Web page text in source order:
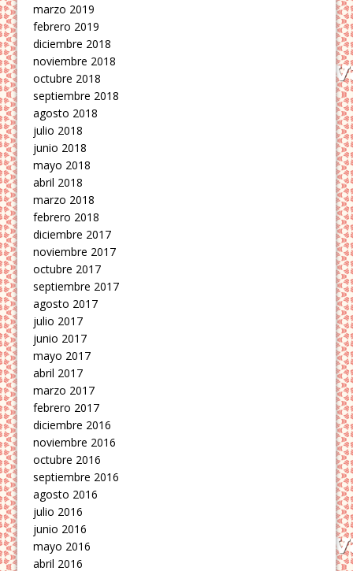
marzo 2019
febrero 2019
diciembre 2018
noviembre 2018
octubre 2018
septiembre 2018
agosto 2018
julio 2018
junio 2018
mayo 2018
abril 2018
marzo 2018
febrero 2018
diciembre 2017
noviembre 2017
octubre 2017
septiembre 2017
agosto 2017
julio 2017
junio 2017
mayo 2017
abril 2017
marzo 2017
febrero 2017
diciembre 2016
noviembre 2016
octubre 2016
septiembre 2016
agosto 2016
julio 2016
junio 2016
mayo 2016
abril 2016